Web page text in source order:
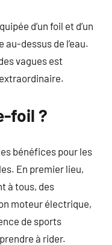
d’un foil et d’un
dessus de l’eau.
vagues est
foil ?
bénéfices pour les
En premier lieu,
à tous, des
moteur électrique,
de sports
à rider.